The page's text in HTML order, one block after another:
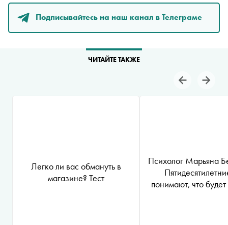
Подписывайтесь на наш канал в Телеграме
ЧИТАЙТЕ ТАКЖЕ
Легко ли вас обмануть в
магазине? Тест
Психолог Марьяна
понимают, что